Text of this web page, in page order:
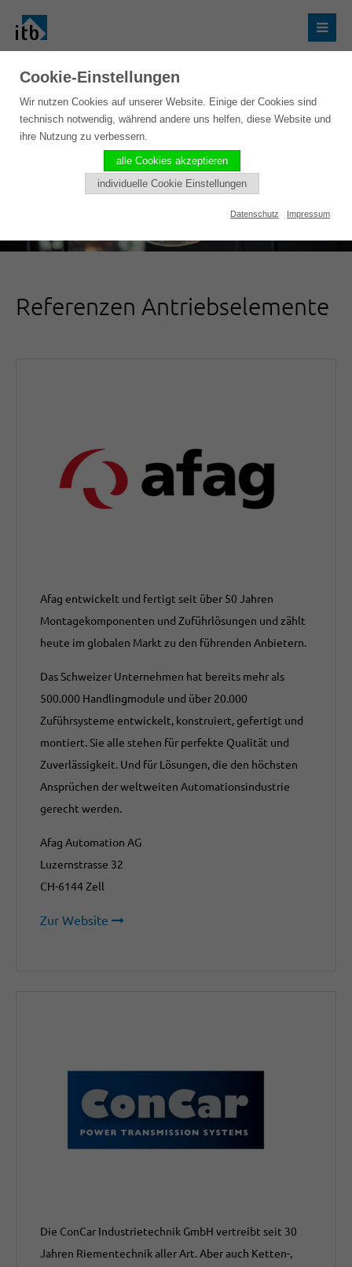
Referenzen Antriebselemente
Afag entwickelt und fertigt seit über 50 Jahren
Montagekomponenten und Zuführlösungen und zählt
heute im globalen Markt zu den führenden Anbietern.
Das Schweizer Unternehmen hat bereits mehr als
500.000 Handlingmodule und über 20.000
Zuführsysteme entwickelt, konstruiert, gefertigt und
montiert. Sie alle stehen für perfekte Qualität und
Zuverlässigkeit. Und für Lösungen, die den höchsten
Ansprüchen der weltweiten Automationsindustrie
gerecht werden.
Afag Automation AG
Luzernstrasse 32
CH-6144 Zell
Zur Website
Die ConCar Industrietechnik GmbH vertreibt seit 30
Jahren Riementechnik aller Art. Aber auch Ketten-,
Cookie-Einstellungen
Wir nutzen Cookies auf unserer Website. Einige der Cookies sind
technisch notwendig, während andere uns helfen, diese Website und
ihre Nutzung zu verbessern.
alle Cookies akzeptieren
individuelle Cookie Einstellungen
Datenschutz Impressum